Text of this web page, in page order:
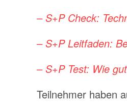
– S+P Check:
– S+P Leitfaden:
– S+P Test: Wie
Teilnehmer haben